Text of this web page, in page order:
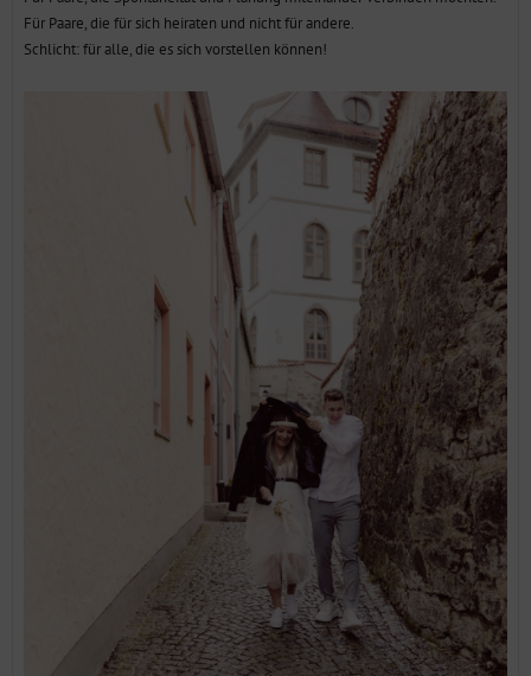
Für Paare, die für sich heiraten und nicht für andere.
Schlicht: für alle, die es sich vorstellen können!